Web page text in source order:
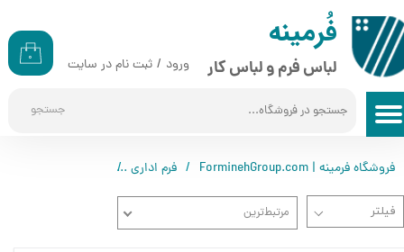
​​فُرمینه
لباس فرم و لباس کار
جستجو
۰ ورود / ثبت نام در سایت
حساب کاربری من
تغییر گذر واژه
سفارشات
خروج از حساب کاربری
فروشگاه فرمینه | ForminehGroup.com فرم اداری
مرتبط‌ترین